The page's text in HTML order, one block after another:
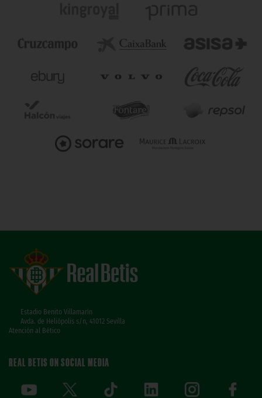
Estadio Benito Villamarín
Avda. de Heliópolis s/n, 41012 Sevilla
Atención al Bético
REAL BETIS ON SOCIAL MEDIA